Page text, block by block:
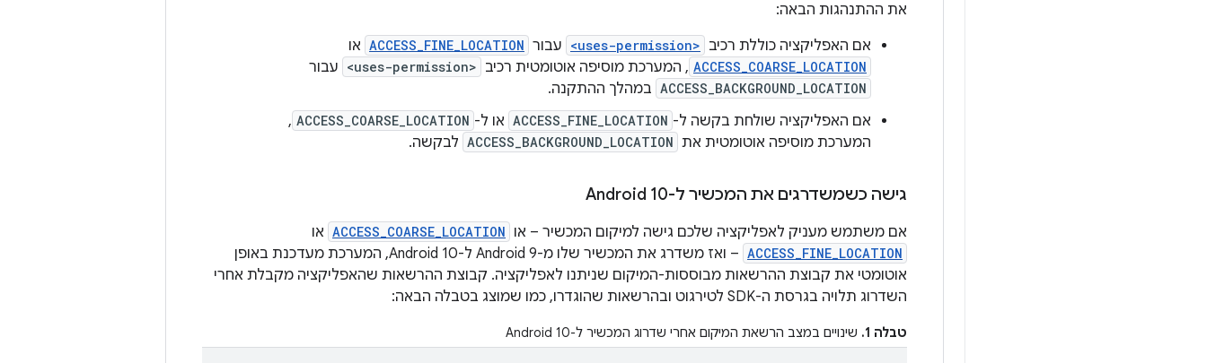
את ההתנהגות הבאה:
אם האפליקציה כוללת רכיב <uses-permission> עבור ACCESS_FINE_LOCATION או
ACCESS_COARSE_LOCATION , המערכת מוסיפה אוטומטית רכיב <uses-permission> עבור
ACCESS_BACKGROUND_LOCATION במהלך ההתקנה.
אם האפליקציה שולחת בקשה ל- ACCESS_FINE_LOCATION או ל- ACCESS_COARSE_LOCATION
,
המערכת מוסיפה אוטומטית את ACCESS_BACKGROUND_LOCATION לבקשה.
גישה כשמשדרגים את המכשיר ל-Android 10
אם משתמש מעניק לאפליקציה שלכם גישה למיקום המכשיר – או ACCESS_COARSE_LOCATION או
ACCESS_FINE_LOCATION
– ואז משדרג את המכשיר שלו מ-Android 9 ל-Android 10, המערכת מעדכנת באופן
אוטומטי את קבוצת ההרשאות מבוססות-המיקום שניתנו לאפליקציה. קבוצת ההרשאות שהאפליקציה מקבלת אחרי
השדרוג תלויה בגרסת ה-SDK לטירגוט ובהרשאות שהוגדרו, כמו שמוצג בטבלה הבאה:
טבלה 1. שינויים במצב הרשאת המיקום אחרי שדרוג המכשיר ל-Android 10